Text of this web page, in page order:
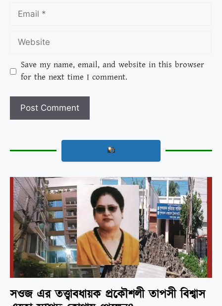
Save my name, email, and website in this browser
for the next time I comment.
সওজ এর তত্ত্বাবধায়ক প্রকৌশলী তাপসী বিশ্বাস